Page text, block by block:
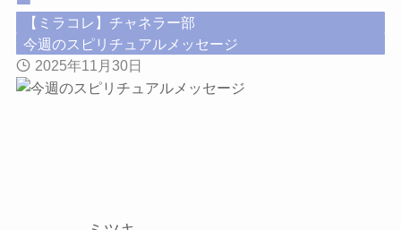
【ミラコレ】チャネラー部
今週のスピリチュアルメッセージ
2025年11月30日